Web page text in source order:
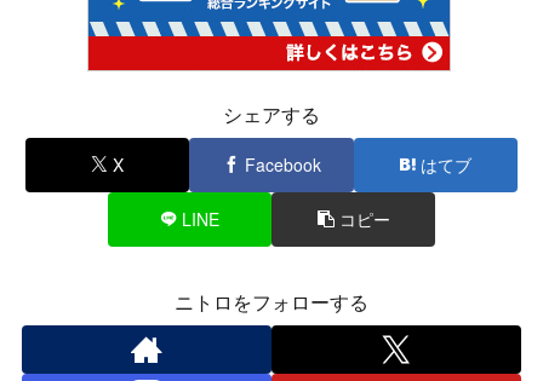
シェアする
X Facebook はてブ
LINE コピー
ニトロをフォローする